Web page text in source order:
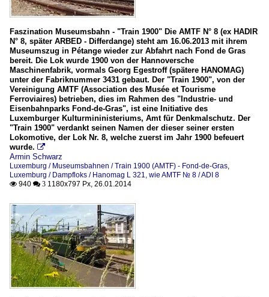
Faszination Museumsbahn - "Train 1900" Die AMTF N° 8 (ex HADIR
N° 8, später ARBED - Differdange) steht am 16.06.2013 mit ihrem
Museumszug in Pétange wieder zur Abfahrt nach Fond de Gras
bereit. Die Lok wurde 1900 von der Hannoversche
Maschinenfabrik, vormals Georg Egestroff (spätere HANOMAG)
unter der Fabriknummer 3431 gebaut. Der "Train 1900", von der
Vereinigung AMTF (Association des Musée et Tourisme
Ferroviaires) betrieben, dies im Rahmen des "Industrie- und
Eisenbahnparks Fond-de-Gras", ist eine Initiative des
Luxemburger Kulturmininisteriums, Amt für Denkmalschutz. Der
"Train 1900" verdankt seinen Namen der dieser seiner ersten
Lokomotive, der Lok Nr. 8, welche zuerst im Jahr 1900 befeuert
wurde. 
Armin Schwarz
Luxemburg / Museumsbahnen / Train 1900 (AMTF) - Fond-de-Gras
Luxemburg / Dampfloks / Hanomag L 321, wie AMTF № 8 / ADI 8
 940  3 1180x797 Px, 26.01.2014